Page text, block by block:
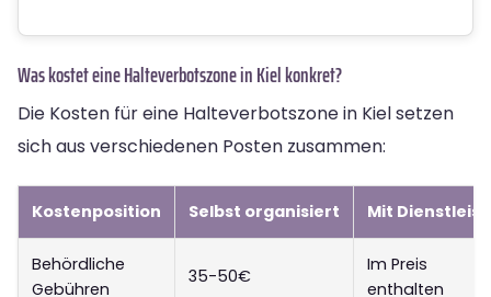
Was kostet eine Halteverbotszone in Kiel konkret?
Die Kosten für eine Halteverbotszone in Kiel setzen
sich aus verschiedenen Posten zusammen:
Kostenposition Selbst organisiert Mit
Behördliche
Gebühren
35-50€
Im Preis
enthalten